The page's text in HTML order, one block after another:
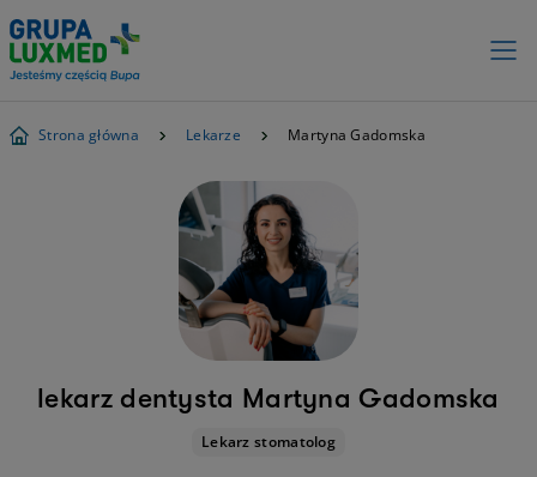
Strona główna Lekarze Martyna Gadomska
lekarz dentysta Martyna Gadomska
Lekarz stomatolog